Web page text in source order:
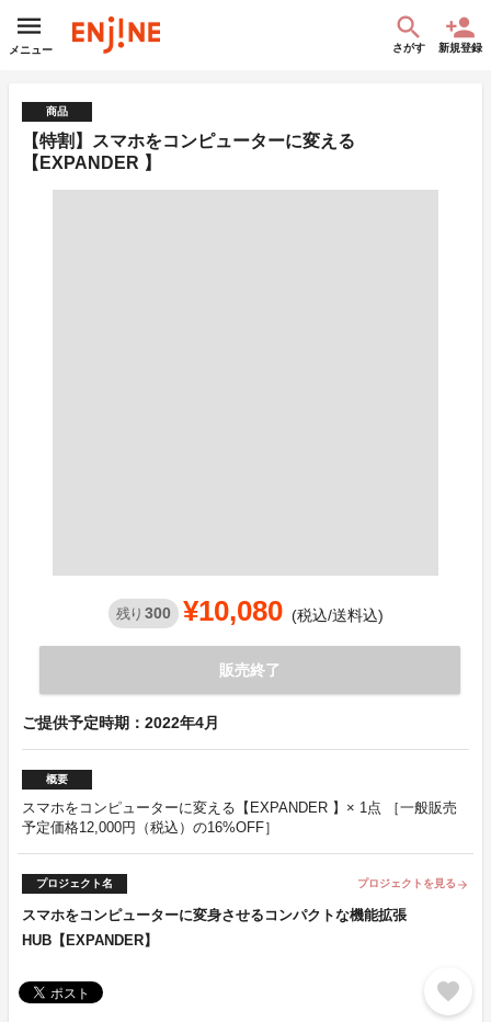
メニュー さがす 新規登録
商品
【特割】スマホをコンピューターに変える
【EXPANDER 】
残り 300 ¥10,080 (税込/送料込)
販売終了
ご提供予定時期：2022年4月
概要
スマホをコンピューターに変える【EXPANDER 】× 1点 ［一般販売
予定価格12,000円（税込）の16%OFF］
プロジェクト名 プロジェクトを見る arrow_forward
スマホをコンピューターに変身させるコンパクトな機能拡張
HUB【EXPANDER】
favorite